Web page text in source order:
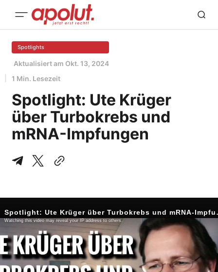
Spotlights
Aktualisiert am Okt. 13, 2024
1 Min. Lesezeit
Spotlight: Ute Krüger
über Turbokrebs und
mRNA-Impfungen